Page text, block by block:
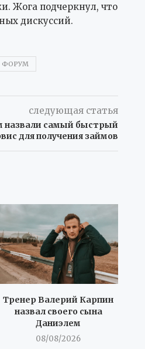
Жога подчеркнул, что
дискуссий.
ФОРУМ
следующая статья
назвали самый быстрый
для получения займов
Тренер Валерий Карпин
назвал своего сына
Даниэлем
08/08/2026